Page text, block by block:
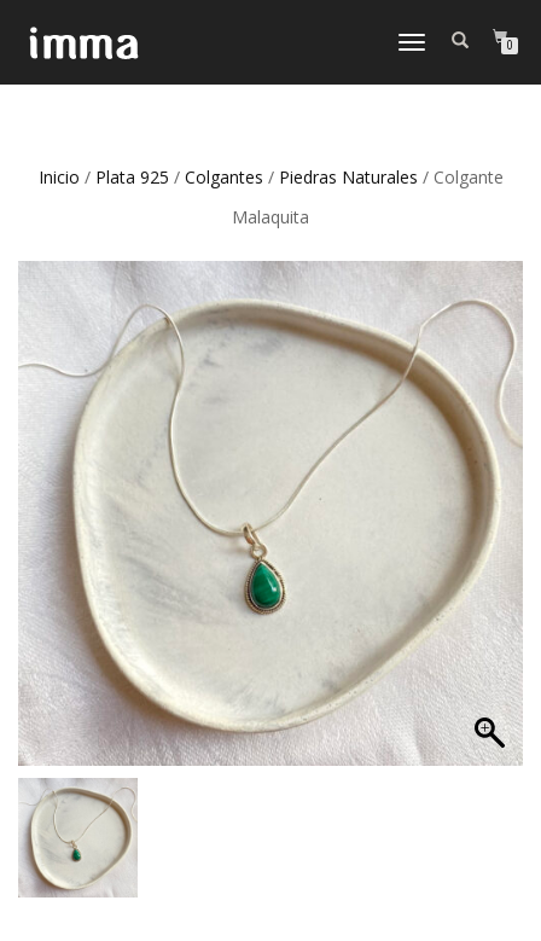
CAMBIAR
0
Inicio / Plata 925 / Colgantes / Piedras Naturales / Colgante
Malaquita